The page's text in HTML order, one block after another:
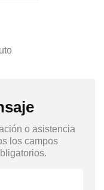
o asistencia
los campos